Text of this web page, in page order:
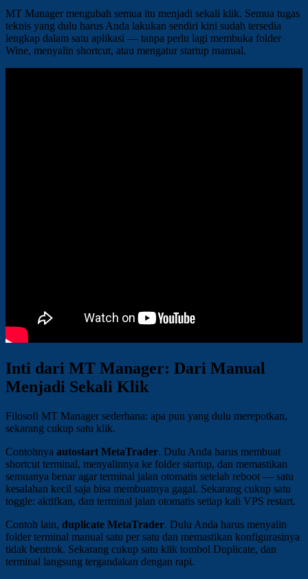
MT Manager mengubah semua itu menjadi sekali klik. Semua tugas
teknis yang dulu harus Anda lakukan sendiri kini sudah tersedia
lengkap dalam satu aplikasi — tanpa perlu lagi membuka folder
Wine, menyalin shortcut, atau mengatur startup manual.
Inti dari MT Manager: Dari Manual
Menjadi Sekali Klik
Filosofi MT Manager sederhana: apa pun yang dulu merepotkan,
sekarang cukup satu klik.
Contohnya autostart MetaTrader. Dulu Anda harus membuat
shortcut terminal, menyalinnya ke folder startup, dan memastikan
semuanya benar agar terminal jalan otomatis setelah reboot — satu
kesalahan kecil saja bisa membuatnya gagal. Sekarang cukup satu
toggle: aktifkan, dan terminal jalan otomatis setiap kali VPS restart.
Contoh lain, duplicate MetaTrader. Dulu Anda harus menyalin
folder terminal manual satu per satu dan memastikan konfigurasinya
tidak bentrok. Sekarang cukup satu klik tombol Duplicate, dan
terminal langsung tergandakan dengan rapi.